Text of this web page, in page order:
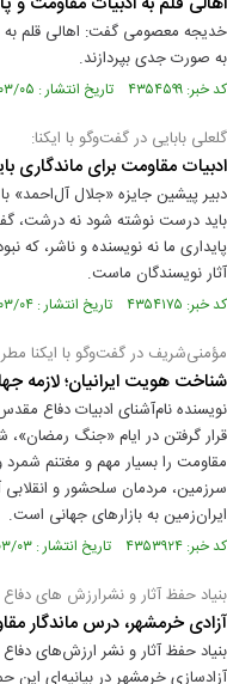
خدیجه معصومی گفت: اهالی قلم به
به صورت جدی بپردازند.
کد خبر: ۴۳۵۴۵۹۹ تاریخ انتشار : ۱۴۰۵/۰۳/۰۵
گلعلی بابایی در گفت‌وگو با ایکنا:
ادبیات مقاومت برای
دبیر پیشین جایزه «جلال آل‌احمد»
باید درست نوشته شود نه درشت،
پایداری ما نه نویسنده و ناشر، که
آثار نویسندگان ماست.
کد خبر: ۴۳۵۴۱۷۵ تاریخ انتشار : ۱۴۰۵/۰۳/۰۴
مؤمنی‌شریف در گفت‌وگو با ایکنا
شناخت هویت ایرانیان؛ لازمه
نویسنده نام‌آشنای ادبیات دفاع
قرار گرفتن در ایام «جنگ رمضان»،
مقاومت را بسیار مهم و مغتنم
سرزمین، مردمان سلحشور و
ایران‌زمین به بازارهای جهانی است.
کد خبر: ۴۳۵۳۹۲۴ تاریخ انتشار : ۱۴۰۵/۰۳/۰۳
بنیاد حفظ‌ آثار و نشرارزش های
آزادی خرمشهر، درس ماندگار
بنیاد حفظ‌ آثار و نشر ارزش‌های
آزادسازی خرمشهر در بیانیه‌ای این